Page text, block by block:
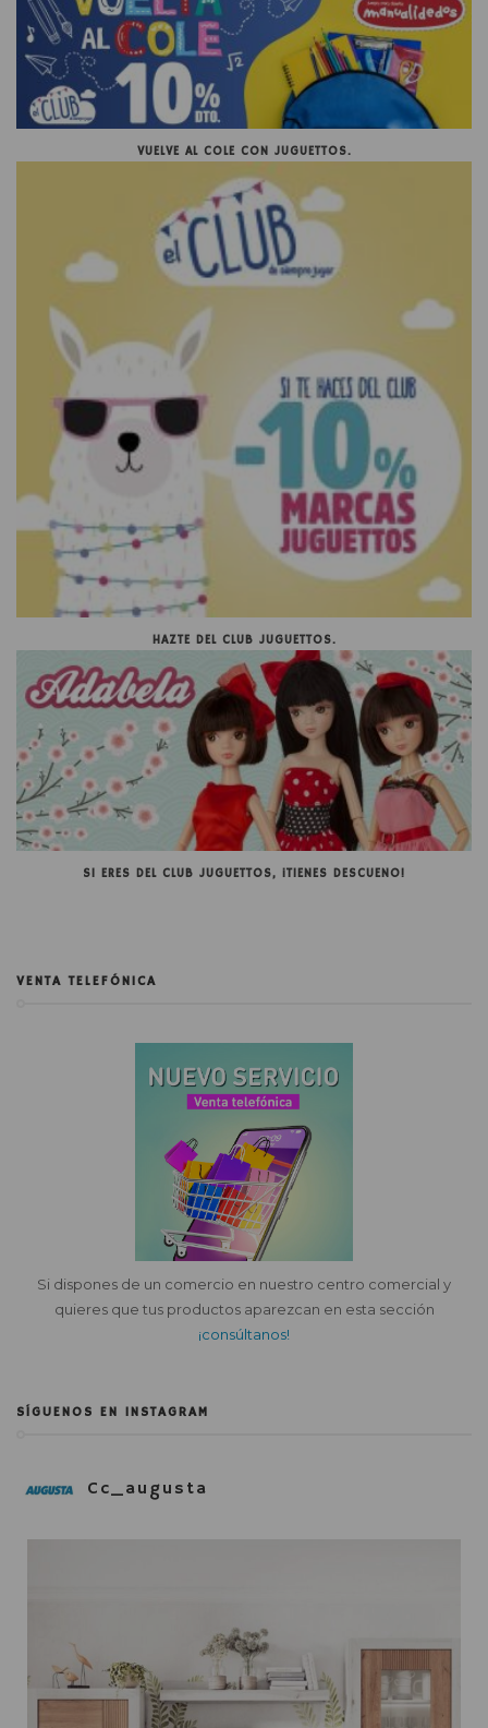
VUELVE AL COLE CON JUGUETTOS.
HAZTE DEL CLUB JUGUETTOS.
SI ERES DEL CLUB JUGUETTOS, ¡TIENES DESCUENO!
VENTA TELEFÓNICA
Si dispones de un comercio en nuestro centro comercial y
quieres que tus productos aparezcan en esta sección
¡consúltanos!
SÍGUENOS EN INSTAGRAM
Cc_augusta